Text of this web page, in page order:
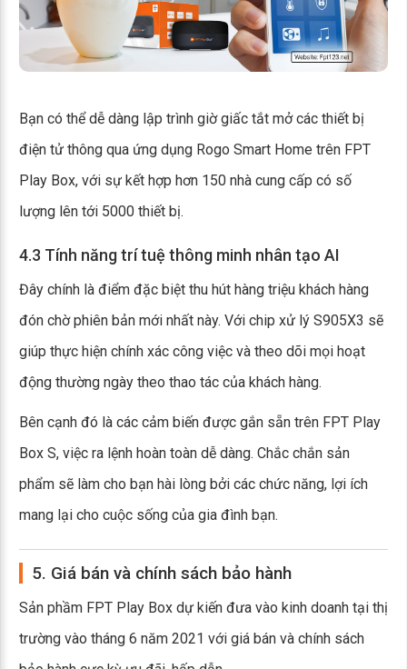
Bạn có thể dễ dàng lập trình giờ giấc tắt mở các thiết bị
điện tử thông qua ứng dụng Rogo Smart Home trên FPT
Play Box, với sự kết hợp hơn 150 nhà cung cấp có số
lượng lên tới 5000 thiết bị.
4.3 Tính năng trí tuệ thông minh nhân tạo AI
Đây chính là điểm đặc biệt thu hút hàng triệu khách hàng
đón chờ phiên bản mới nhất này. Với chip xử lý S905X3 sẽ
giúp thực hiện chính xác công việc và theo dõi mọi hoạt
động thường ngày theo thao tác của khách hàng.
Bên cạnh đó là các cảm biến được gắn sẵn trên FPT Play
Box S, việc ra lệnh hoàn toàn dễ dàng. Chắc chắn sản
phẩm sẽ làm cho bạn hài lòng bởi các chức năng, lợi ích
mang lại cho cuộc sống của gia đình bạn.
5. Giá bán và chính sách bảo hành
Sản phầm FPT Play Box dự kiến đưa vào kinh doanh tại thị
trường vào tháng 6 năm 2021 với giá bán và chính sách